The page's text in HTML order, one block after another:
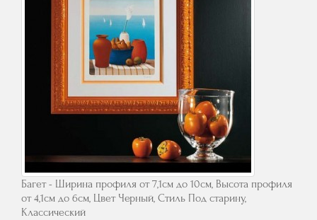
Багет - Ширина профиля от 7,1см до 10см, Высота профиля
от 4,1см до 6см, Цвет Черный, Стиль Под старину,
Классический